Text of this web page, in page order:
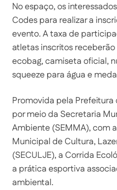
No espaço, os
Codes para realizar a
evento. A taxa de
atletas inscritos
ecobag, camiseta oficial,
squeeze para água e
Promovida pela Prefeitura
por meio da Secretaria
Ambiente (SEMMA), com
Municipal de Cultura,
(SECULJE), a Corrida
a prática esportiva
ambiental.